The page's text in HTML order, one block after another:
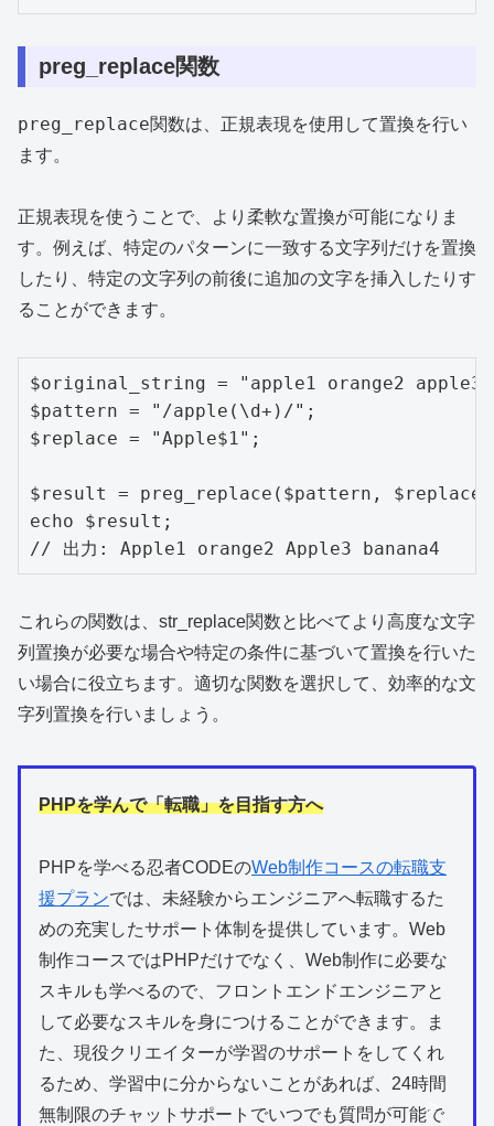
preg_replace関数
preg_replace関数は、正規表現を使用して置換を行い
ます。
正規表現を使うことで、より柔軟な置換が可能になりま
す。例えば、特定のパターンに一致する文字列だけを置換
したり、特定の文字列の前後に追加の文字を挿入したりす
ることができます。
$original_string = "apple1 orange2 apple3
$pattern = "/apple(\d+)/";
$replace = "Apple$1";
$result = preg_replace($pattern,
echo $result;
// 出力: Apple1 orange2 Apple3 banana4
これらの関数は、str_replace関数と比べてより高度な文字
列置換が必要な場合や特定の条件に基づいて置換を行いた
い場合に役立ちます。適切な関数を選択して、効率的な文
字列置換を行いましょう。
PHPを学んで「転職」を目指す方へ
PHPを学べる忍者CODEのWeb制作コースの転職支
援プランでは、未経験からエンジニアへ転職するた
めの充実したサポート体制を提供しています。Web
制作コースではPHPだけでなく、Web制作に必要な
スキルも学べるので、フロントエンドエンジニアと
して必要なスキルを身につけることができます。ま
た、現役クリエイターが学習のサポートをしてくれ
るため、学習中に分からないことがあれば、24時間
無制限のチャットサポートでいつでも質問が可能で
>